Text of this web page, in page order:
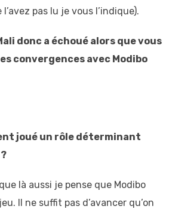
pas lu je vous l’indique).
donc a échoué alors que vous
convergences avec Modibo
joué un rôle déterminant
là aussi je pense que Modibo
Il ne suffit pas d’avancer qu’on